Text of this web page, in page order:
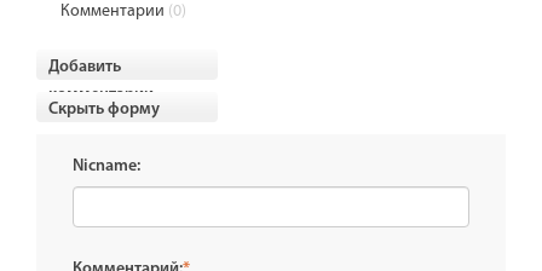
Комментарии (0)
Добавить
комментарии
Скрыть форму
Nicname: